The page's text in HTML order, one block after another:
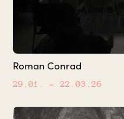
Roman Conrad
29.01. – 22.03.26